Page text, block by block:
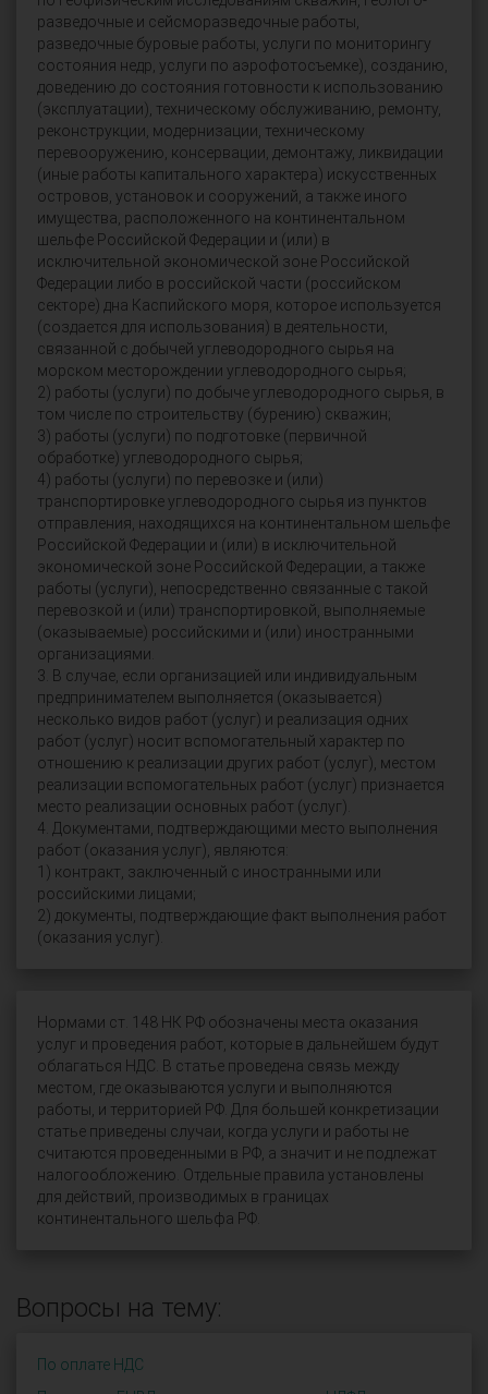
разведочные и сейсморазведочные работы,
разведочные буровые работы, услуги по мониторингу
состояния недр, услуги по аэрофотосъемке), созданию,
доведению до состояния готовности к использованию
(эксплуатации), техническому обслуживанию, ремонту,
реконструкции, модернизации, техническому
перевооружению, консервации, демонтажу, ликвидации
(иные работы капитального характера) искусственных
островов, установок и сооружений, а также иного
имущества, расположенного на континентальном
шельфе Российской Федерации и (или) в
исключительной экономической зоне Российской
Федерации либо в российской части (российском
секторе) дна Каспийского моря, которое используется
(создается для использования) в деятельности,
связанной с добычей углеводородного сырья на
морском месторождении углеводородного сырья;
2) работы (услуги) по добыче углеводородного сырья, в
том числе по строительству (бурению) скважин;
3) работы (услуги) по подготовке (первичной
обработке) углеводородного сырья;
4) работы (услуги) по перевозке и (или)
транспортировке углеводородного сырья из пунктов
отправления, находящихся на континентальном шельфе
Российской Федерации и (или) в исключительной
экономической зоне Российской Федерации, а также
работы (услуги), непосредственно связанные с такой
перевозкой и (или) транспортировкой, выполняемые
(оказываемые) российскими и (или) иностранными
организациями.
3. В случае, если организацией или индивидуальным
предпринимателем выполняется (оказывается)
несколько видов работ (услуг) и реализация одних
работ (услуг) носит вспомогательный характер по
отношению к реализации других работ (услуг), местом
реализации вспомогательных работ (услуг) признается
место реализации основных работ (услуг).
4. Документами, подтверждающими место выполнения
работ (оказания услуг), являются:
1) контракт, заключенный с иностранными или
российскими лицами;
2) документы, подтверждающие факт выполнения работ
(оказания услуг).
Нормами ст. 148 НК РФ обозначены места оказания
услуг и проведения работ, которые в дальнейшем будут
облагаться НДС. В статье проведена связь между
местом, где оказываются услуги и выполняются
работы, и территорией РФ. Для большей конкретизации
статье приведены случаи, когда услуги и работы не
считаются проведенными в РФ, а значит и не подлежат
налогообложению. Отдельные правила установлены
для действий, производимых в границах
континентального шельфа РФ.
Вопросы на тему:
По оплате НДС